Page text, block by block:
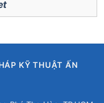
KỸ THUẬT ẤN